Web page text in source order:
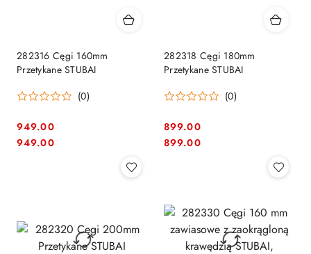
282316 Cęgi 160mm
Przetykane STUBAI
(0)
Cena:
949.00
Cena:
949.00
282318 Cęgi 180mm
Przetykane STUBAI
(0)
Cena:
899.00
Cena:
899.00